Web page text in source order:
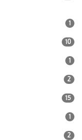
1
10
1
2
15
1
2